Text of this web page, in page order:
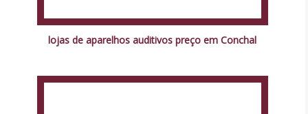
lojas de aparelhos auditivos preço em Conchal